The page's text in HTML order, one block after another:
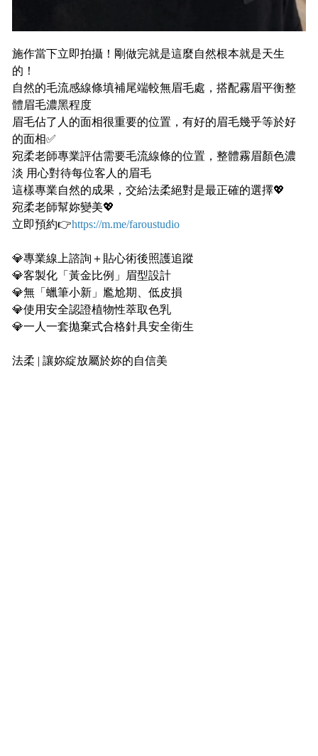
施作當下立即拍攝！剛做完就是這麼自然根本就是天生
的！
自然的毛流感線條填補尾端較無眉毛處，搭配霧眉平衡整
體眉毛濃黑程度
眉毛佔了人的面相很重要的位置，有好的眉毛幾乎等於好
的面相✅
宛柔老師專業評估需要毛流線條的位置，整體霧眉顏色濃
淡 用心對待每位客人的眉毛
這樣專業自然的成果，交給法柔絕對是最正確的選擇💖
宛柔老師幫妳變美💖
立即預約👉https://m.me/faroustudio
💎專業線上諮詢＋貼心術後照護追蹤
💎客製化「黃金比例」眉型設計
💎無「蠟筆小新」尷尬期、低皮損
💎使用安全認證植物性萃取色乳
💎一人一套拋棄式合格針具安全衛生
法柔 | 讓妳綻放屬於妳的自信美